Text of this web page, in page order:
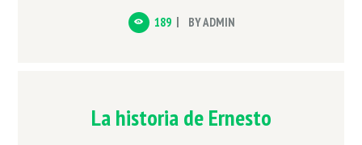
189 BYADMIN
La historia de Ernesto